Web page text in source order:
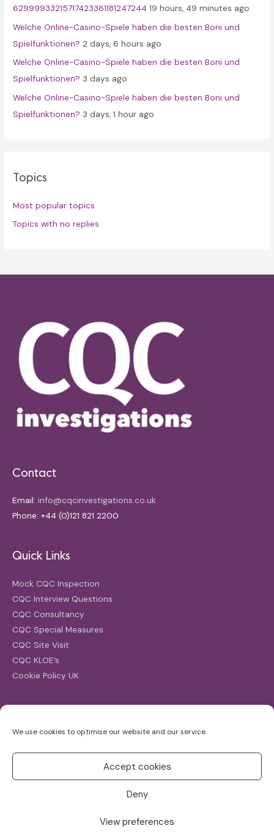
We use cookies to optimise our website and our service.
Accept cookies
Deny
View preferences
62999933215717423361181247244 19 hours, 49 minutes ago
Welche Online-Casino-Spiele haben die besten Boni und
Spielfunktionen? 2 days, 6 hours ago
Welche Online-Casino-Spiele haben die besten Boni und
Spielfunktionen? 3 days ago
Welche Online-Casino-Spiele haben die besten Boni und
Spielfunktionen? 3 days, 1 hour ago
Topics
Most popular topics
Topics with no replies
Contact
Email: info@cqcinvestigations.co.uk
Phone: +44 (0)121 821 2200
Quick Links
Mock CQC Inspection
CQC Interview Questions
CQC Consultancy
CQC Special Measures
CQC Site Visit
CQC KLOE’s
Cookie Policy UK
for: